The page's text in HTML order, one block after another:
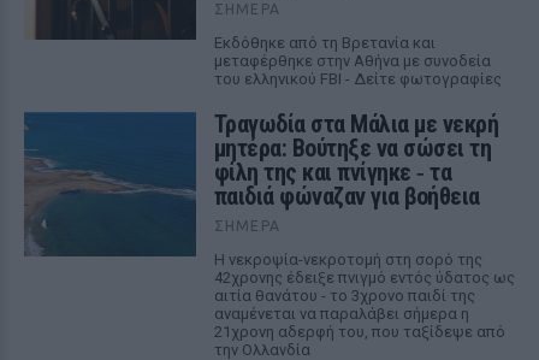
ΣΉΜΕΡΑ
Εκδόθηκε από τη Βρετανία και
μεταφέρθηκε στην Αθήνα με συνοδεία
του ελληνικού FBI - Δείτε φωτογραφίες
Τραγωδία στα Μάλια με νεκρή
μητέρα: Βούτηξε να σώσει τη
φίλη της και πνίγηκε ‑ τα
παιδιά φώναζαν για βοήθεια
ΣΉΜΕΡΑ
Η νεκροψία-νεκροτομή στη σορό της
42χρονης έδειξε πνιγμό εντός ύδατος ως
αιτία θανάτου - το 3χρονο παιδί της
αναμένεται να παραλάβει σήμερα η
21χρονη αδερφή του, που ταξίδεψε από
την Ολλανδία